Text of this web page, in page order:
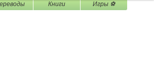
Книги Игры ⚽